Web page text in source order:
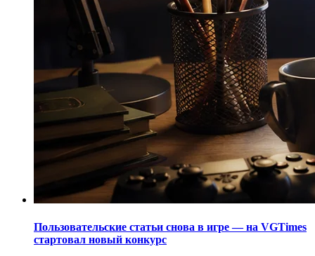
Пользовательские статьи снова в игре — на VGTimes
стартовал новый конкурс